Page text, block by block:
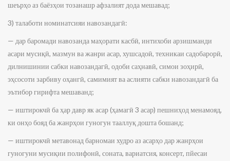
шеърҳо аз баёзҳои тозанашр афзалият дода мешавад;
3) талаботи номинатсияи навозандагӣ:
— дар баромади навозанда маҳорати касбӣ, интихоби арзишманди
асари мусиқӣ, мазмун ва жанри асар, хушсадоӣ, техникаи садобарорӣ,
дилнишинии сабки навозандагӣ, одоби саҳнавӣ, симои зоҳирӣ,
эҳсосоти зарбиву оҳангӣ, самимият ва аслияти сабки навозандагӣ ба
эътибор гирифта мешаванд;
— иштирокчӣ ба ҳар давр як асар (ҳамагӣ 3 асар) пешниҳод менамояд,
ки онҳо бояд ба жанрҳои гуногун тааллуқ дошта бошанд;
— иштирокчӣ метавонад барномаи худро аз асарҳо дар жанрҳои
гуногуни мусиқии полифонӣ, соната, вариатсия, консерт, пйесаи